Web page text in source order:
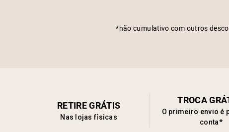
*não cumulativo com outros
RETIRE GRÁTIS
Nas lojas físicas
TROCA
O primeiro envio é
conta*